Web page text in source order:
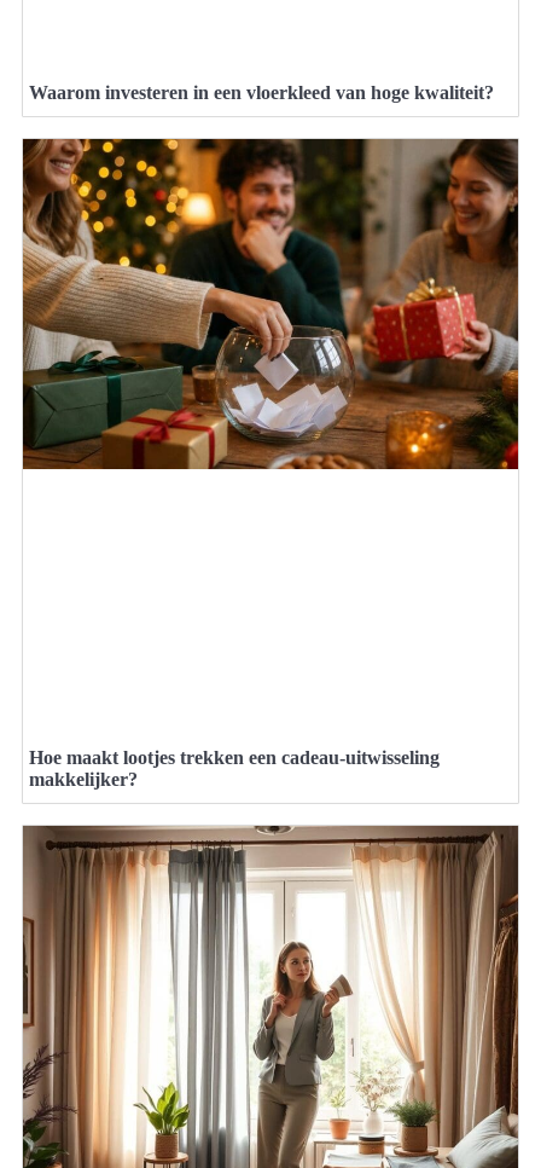
Waarom investeren in een vloerkleed van hoge kwaliteit?
Hoe maakt lootjes trekken een cadeau-uitwisseling
makkelijker?